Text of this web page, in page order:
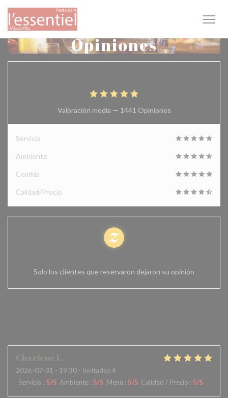
Personalización de sus opciones de cookies
Opiniones
2026-07-31 - 19:30 - Invitados 4
Servicio : 5/5 Ambiente : 5/5 Menú : 5/5 Calidad / Precio : 5/5
Valoración media — 1441 Opiniones
Servicio
Ambiente
Comida
Calidad/Precio
Solo los clientes que reservaron dejaron su opinión